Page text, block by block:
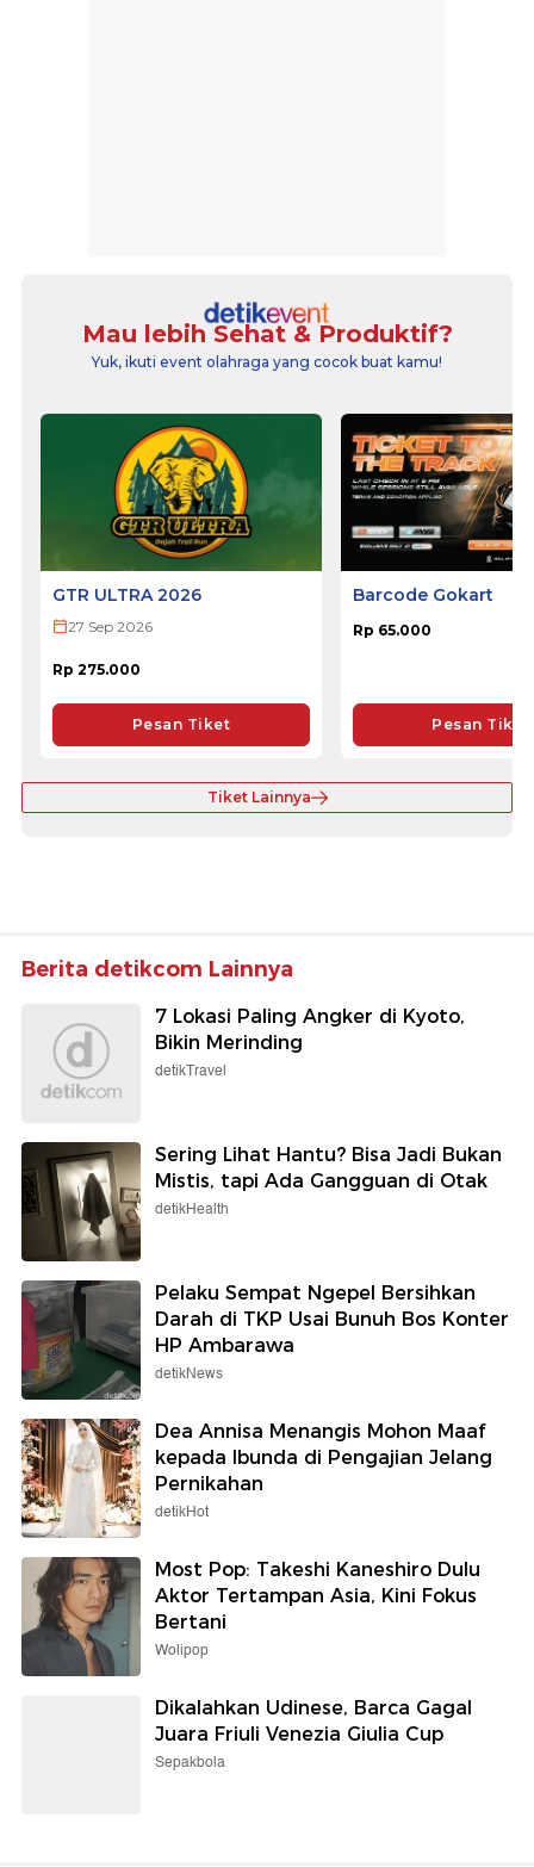
Mau lebih Sehat & Produktif?
Yuk, ikuti event olahraga yang cocok buat kamu!
GTR ULTRA 2026
27 Sep 2026
Rp 275.000
Pesan Tiket
Barcode Gokart
Rp 65.000
Pesan Tiket
Tiket Lainnya
Berita detikcom Lainnya
7 Lokasi Paling Angker di Kyoto,
Bikin Merinding
detikTravel
Sering Lihat Hantu? Bisa Jadi Bukan
Mistis, tapi Ada Gangguan di Otak
detikHealth
Pelaku Sempat Ngepel Bersihkan
Darah di TKP Usai Bunuh Bos Konter
HP Ambarawa
detikNews
Dea Annisa Menangis Mohon Maaf
kepada Ibunda di Pengajian Jelang
Pernikahan
detikHot
Most Pop: Takeshi Kaneshiro Dulu
Aktor Tertampan Asia, Kini Fokus
Bertani
Wolipop
Dikalahkan Udinese, Barca Gagal
Juara Friuli Venezia Giulia Cup
Sepakbola